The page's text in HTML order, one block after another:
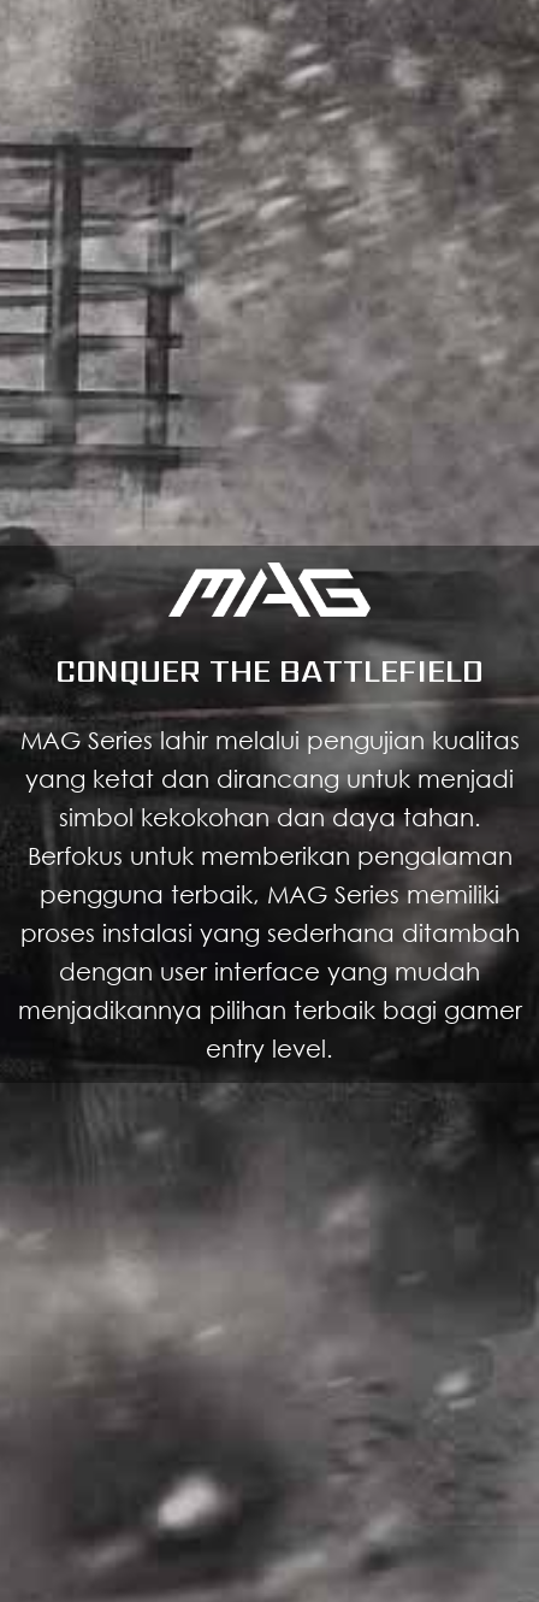
CONQUER THE BATTLEFIELD
MAG Series lahir melalui pengujian kualitas
yang ketat dan dirancang untuk menjadi
simbol kekokohan dan daya tahan.
Berfokus untuk memberikan pengalaman
pengguna terbaik, MAG Series memiliki
proses instalasi yang sederhana ditambah
dengan user interface yang mudah
menjadikannya pilihan terbaik bagi gamer
entry level.